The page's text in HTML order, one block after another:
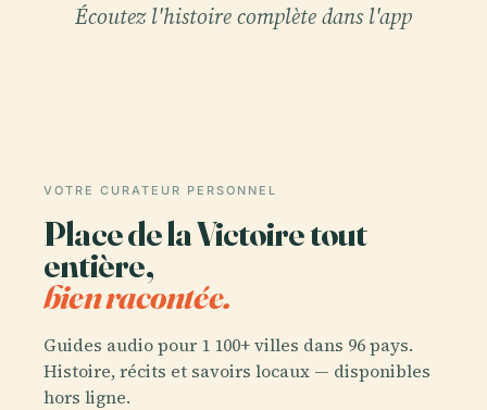
Écoutez l'histoire complète dans l'app
VOTRE CURATEUR PERSONNEL
Place de la Victoire tout
entière,
bien racontée.
Guides audio pour 1 100+ villes dans 96 pays.
Histoire, récits et savoirs locaux — disponibles
hors ligne.